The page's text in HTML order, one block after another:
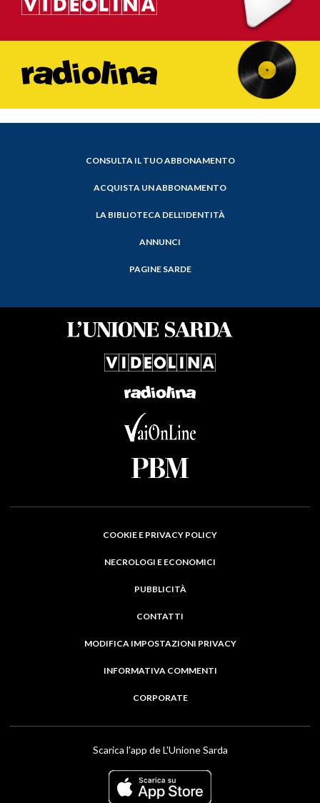
CONSULTA IL TUO ABBONAMENTO
ACQUISTA UN ABBONAMENTO
LA BIBLIOTECA DELL'IDENTITÀ
ANNUNCI
PAGINE SARDE
COOKIE E PRIVACY POLICY
NECROLOGI E ECONOMICI
PUBBLICITÀ
CONTATTI
MODIFICA IMPOSTAZIONI PRIVACY
INFORMATIVA COMMENTI
CORPORATE
Scarica l'app de L'Unione Sarda